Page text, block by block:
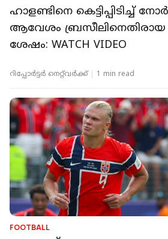
ഹാളണ്ടിനെ കെട്ടിപ്പിടിച്ച്
ആവേശം
ശേഷം: WATCH VIDEO
റിപ്പോർട്ടർ നെറ്റ്‌വര്‍ക്ക്‌ 1 min read
FOOTBALL